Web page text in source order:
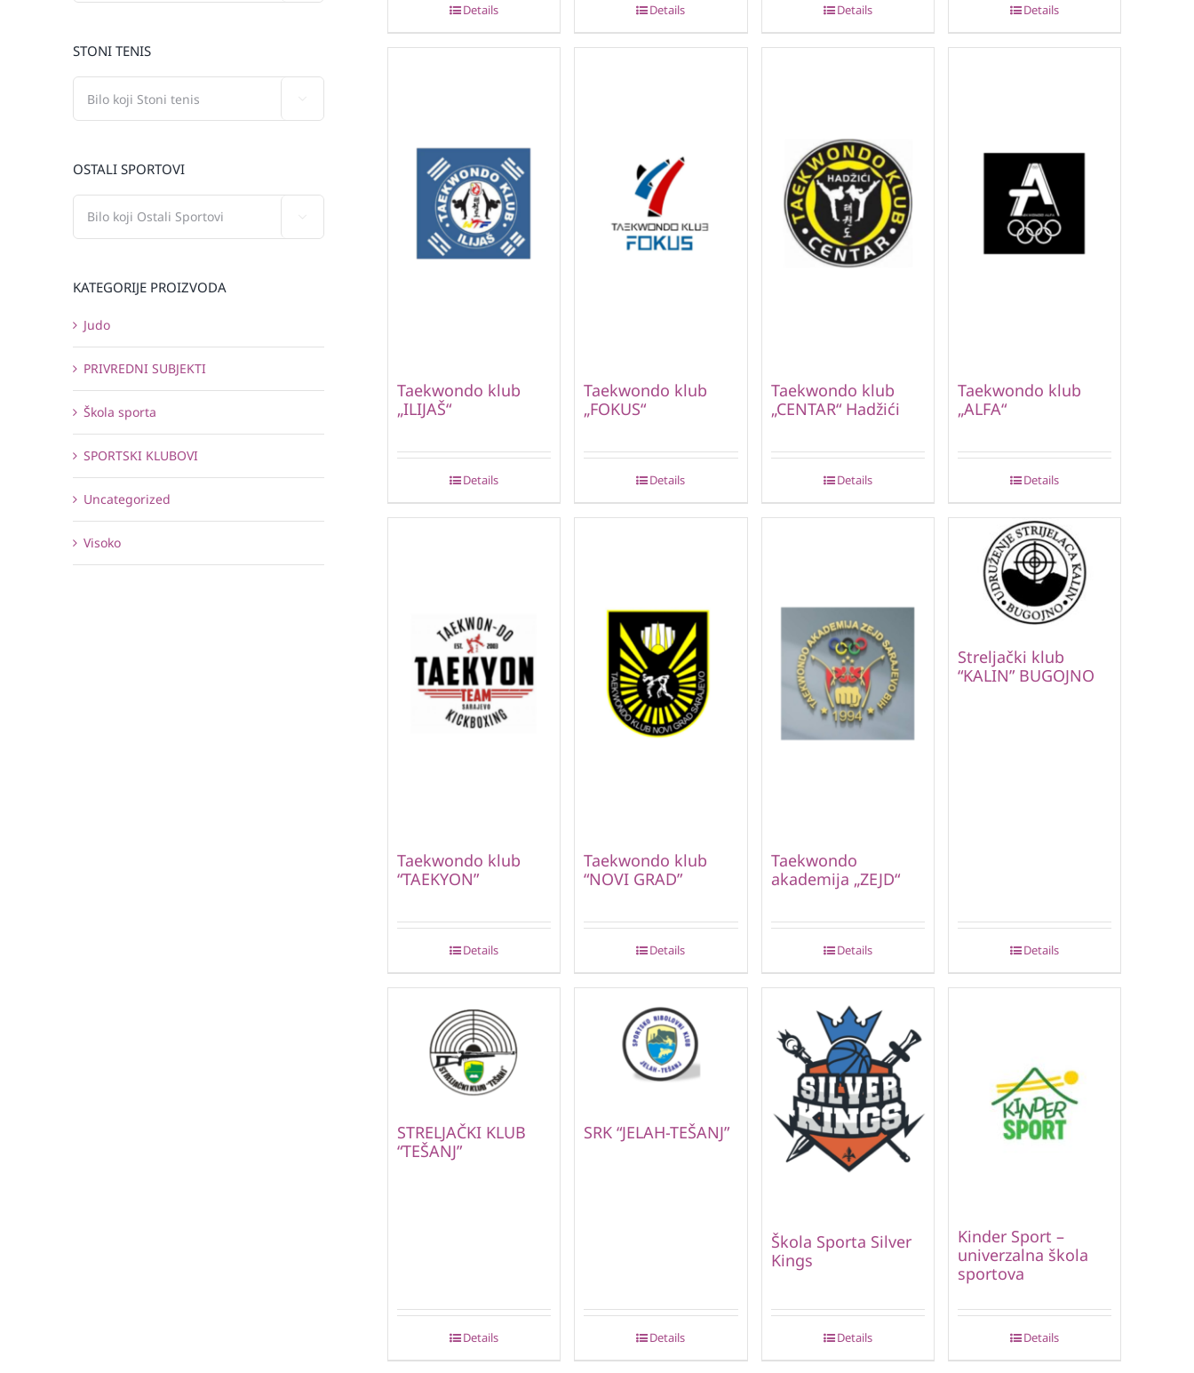
Details Details Details Details
Taekwondo klub
„ILIJAŠ“
Details
Taekwondo klub
„FOKUS“
Details
Taekwondo klub
„CENTAR“ Hadžići
Details
Taekwondo klub
„ALFA“
Details
Taekwondo klub
“TAEKYON”
Details
Taekwondo klub
“NOVI GRAD”
Details
Taekwondo
akademija „ZEJD“
Details
Streljački klub
“KALIN” BUGOJNO
Details
STRELJAČKI KLUB
“TEŠANJ”
Details
SRK “JELAH-TEŠANJ”
Details
Škola Sporta Silver
Kings
Details
Kinder Sport –
univerzalna škola
sportova
Details
STONI TENIS
OSTALI SPORTOVI
KATEGORIJE PROIZVODA
Judo
PRIVREDNI SUBJEKTI
Škola sporta
SPORTSKI KLUBOVI
Uncategorized
Visoko